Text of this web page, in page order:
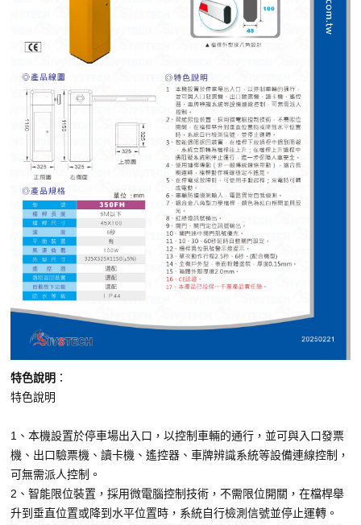
車輪檔防撞條系列
智能電子鎖系列
電動遮陽簾系列
監控系統系列
影視對講整合系統系列
數位看板系列
特色說明 ：
特色說明
1、本機設置於停車場出入口，以控制車輛的通行，並可與入口發票
機、出口驗票機、讀卡機、遙控器、車牌辨識系統等設備連線控制，
可無需派人控制。
2、智能限位裝置，採用微電腦控制技術，不需限位開關，在檔桿舉
升到垂直位置或降到水平位置時，系統自行檢測信號並停止運轉。